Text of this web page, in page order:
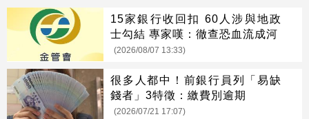
15家銀行收回扣 60人涉與地政
士勾結 專家嘆：徹查恐血流成河
(2026/08/07 13:33)
很多人都中！前銀行員列「易缺
錢者」3特徵：繳費別逾期
(2026/07/21 17:07)